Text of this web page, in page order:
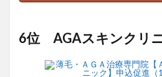
6位 AGAスキンクリ